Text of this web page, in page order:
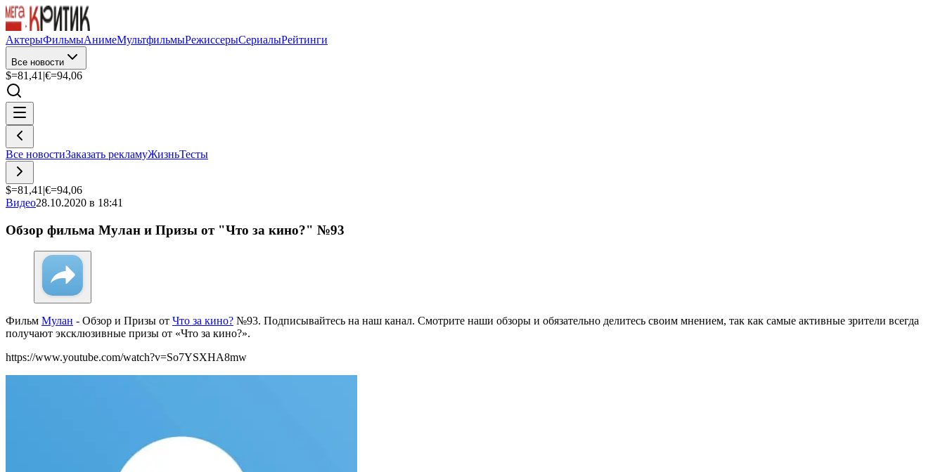
АктерыФильмыАнимеМультфильмыРежиссерыСериалыРейтинги
Все новости
$=81,41 |€=94,06
Все новостиЗаказать рекламуЖизньТесты
$=81,41 |€=94,06
Видео28.10.2020 в 18:41
Обзор фильма Мулан и Призы от "Что за кино?" №93
Фильм Мулан - Обзор и Призы от Что за кино? №93. Подписывайтесь на наш канал. Смотрите наши обзоры и обязательно делитесь своим мнением, так как самые активные зрители всегда
получают эксклюзивные призы от «Что за кино?».
https://www.youtube.com/watch?v=So7YSXHA8mw